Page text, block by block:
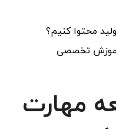
محتوا کنیم؟
تخصصی
مهارت